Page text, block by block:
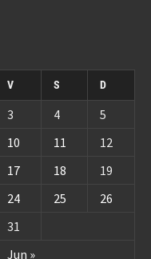
V S D
Jun »
3 4
5
10 11
12
17 18
19
24 25
26
31